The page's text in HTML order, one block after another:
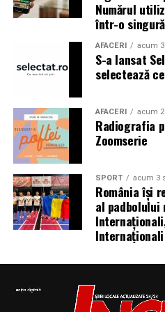
național
Aniversări – Comemorări
– Sf. Ioan Maria Vianney,
Catolic 2026)
– 1807: S-a născut
editor, scriitor, traducător şi
Oltenia, „Mozaicul”
în domeniul portretisticii, al
occidental) şi al picturii cu
Numărul
într-o
AFACERI acum
S-a lansat
selectează
AFACERI acum
Radiografia
Zoomserie
SPORT acum 3
România își
al padbolului